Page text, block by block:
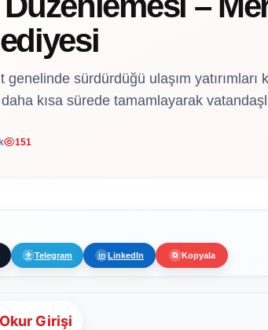
sürdürdüğü ulaşım yatırımları
daha kısa sürede tamamlayarak
151
✈ Telegram in LinkedIn ⧉ Kopyala
Okur Girişi